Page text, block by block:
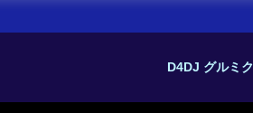
D4DJ グルミク